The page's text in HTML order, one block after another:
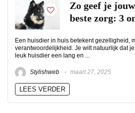
Zo geef je
beste zorg: 3
Een huisdier in huis betekent gezelligheid,
verantwoordelijkheid. Je wilt natuurlijk dat
leuk huisdier een lang en ...
Stylishweb maart 27, 2025
LEES VERDER